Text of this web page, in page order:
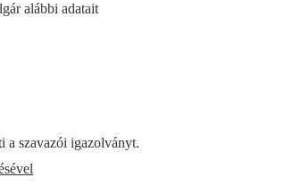
alábbi adatait
a szavazói igazolványt.